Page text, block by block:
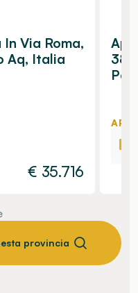
Via Roma,
Aq, Italia
€ 35.716
38,
provincia